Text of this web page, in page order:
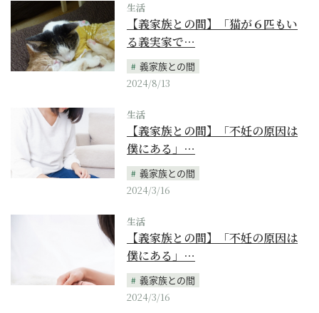
生活
【義家族との間】「猫が６匹もい
る義実家で…
義家族との間
2024/8/13
生活
【義家族との間】「不妊の原因は
僕にある」…
義家族との間
2024/3/16
生活
【義家族との間】「不妊の原因は
僕にある」…
義家族との間
2024/3/16